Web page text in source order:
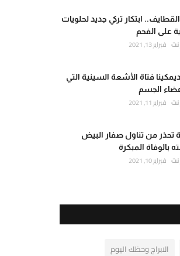
ابتكار تركي جديد لحلويات
على الفحم
نت فبراير 13, 2021
ديمكينا فتاة الأشعة السينية التي
الجسم
نت فبراير 11, 2021
تحذر من تناول صفار البيض
بالوفاة المبكرة
نت فبراير 10, 2021
الابراج وحظك اليوم